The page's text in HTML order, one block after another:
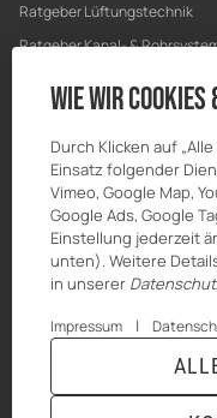
Ratgeber Lüftungstechnik
Ratgeber Kanal- &
Ratgeber Bau & Trockenbau
* Alle
Wie wir Cookies
Durch Klicken auf
Einsatz folgender
Vimeo, Google Map,
Google Ads, Google
Einstellung jederzeit
unten). Weitere
in unserer
Impressum |